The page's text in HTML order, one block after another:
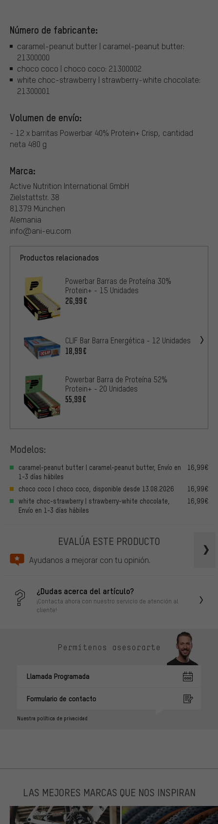
Número de fabricante:
caramel-peanut butter | caramel-peanut butter:
21300000
choco coco | choco coco: 21300002
white choc-strawberry | strawberry-white chocolate:
21300001
Volumen de envío:
- 12 x barritas Powerbar 40% Protein+ Crisp, cantidad
neta 480 g
Marca:
Active Nutrition International GmbH
Zielstattstr. 38
81379 München
Alemania
info@ani-eu.com
Productos relacionados
Powerbar Barras de Proteína 30%
Protein+ - 15 Unidades
26,99€
CLIF Bar Barra Energética - 12 Unidades
18,99€
Powerbar Barra de Proteína 52%
Protein+ - 20 Unidades
55,99€
Modelos:
caramel-peanut butter | caramel-peanut butter, Envío en
1-3 días hábiles
16,99€
choco coco | choco coco, disponible desde 13.08.2026
16,99€
white choc-strawberry | strawberry-white chocolate,
Envío en 1-3 días hábiles
16,99€
EVALÚA ESTE PRODUCTO
Ayudanos a mejorar con tu opinión.
¿Dudas acerca del artículo?
¡Contacta ahora con nuestro servicio de atención al
cliente!
Permítenos asesorarte
Llamada Programada
Formulario de contacto
Nuestra política de privacidad
LAS MEJORES MARCAS QUE NOS INSPIRAN